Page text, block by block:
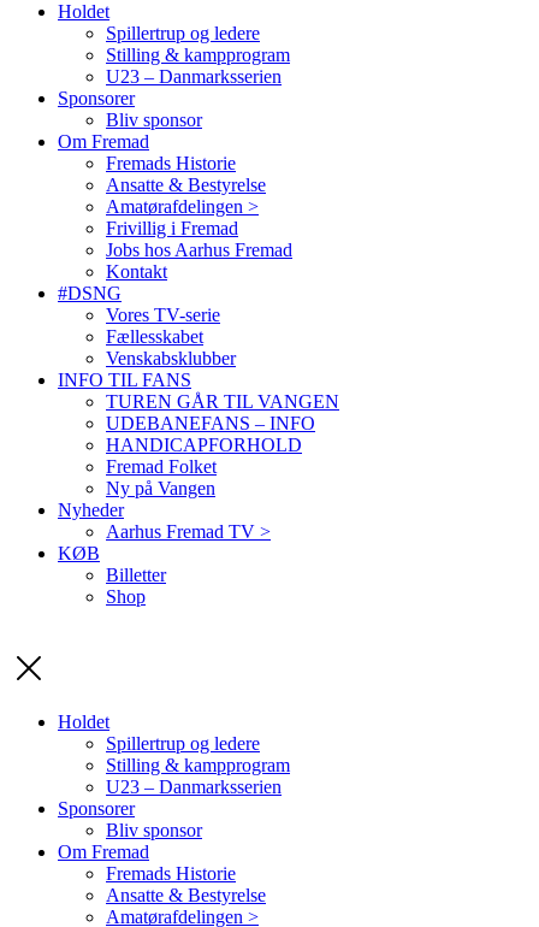
Holdet
Spillertrup og ledere
Stilling & kampprogram
U23 – Danmarksserien
Sponsorer
Bliv sponsor
Om Fremad
Fremads Historie
Ansatte & Bestyrelse
Amatørafdelingen >
Frivillig i Fremad
Jobs hos Aarhus Fremad
Kontakt
#DSNG
Vores TV-serie
Fællesskabet
Venskabsklubber
INFO TIL FANS
TUREN GÅR TIL VANGEN
UDEBANEFANS – INFO
HANDICAPFORHOLD
Fremad Folket
Ny på Vangen
Nyheder
Aarhus Fremad TV >
KØB
Billetter
Shop
Holdet
Spillertrup og ledere
Stilling & kampprogram
U23 – Danmarksserien
Sponsorer
Bliv sponsor
Om Fremad
Fremads Historie
Ansatte & Bestyrelse
Amatørafdelingen >